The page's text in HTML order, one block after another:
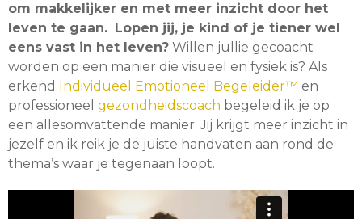
om makkelijker en met meer inzicht door het
leven te gaan. Lopen jij, je kind of je tiener wel
eens vast in het leven? Willen jullie gecoacht
worden op een manier die visueel en fysiek is? Als
erkend Individueel Emotioneel Begeleider™ en
professioneel gezondheidscoach begeleid ik je op
een allesomvattende manier. Jij krijgt meer inzicht in
jezelf en ik reik je de juiste handvaten aan rond de
thema’s waar je tegenaan loopt.